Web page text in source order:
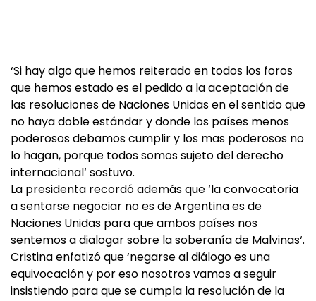
‘Si hay algo que hemos reiterado en todos los foros
que hemos estado es el pedido a la aceptación de
las resoluciones de Naciones Unidas en el sentido que
no haya doble estándar y donde los países menos
poderosos debamos cumplir y los mas poderosos no
lo hagan, porque todos somos sujeto del derecho
internacional‘ sostuvo.
La presidenta recordó además que ‘la convocatoria
a sentarse negociar no es de Argentina es de
Naciones Unidas para que ambos países nos
sentemos a dialogar sobre la soberanía de Malvinas‘.
Cristina enfatizó que ‘negarse al diálogo es una
equivocación y por eso nosotros vamos a seguir
insistiendo para que se cumpla la resolución de la